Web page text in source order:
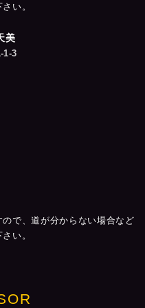
い。
美
1-3
で、道が分からない場合など
い。